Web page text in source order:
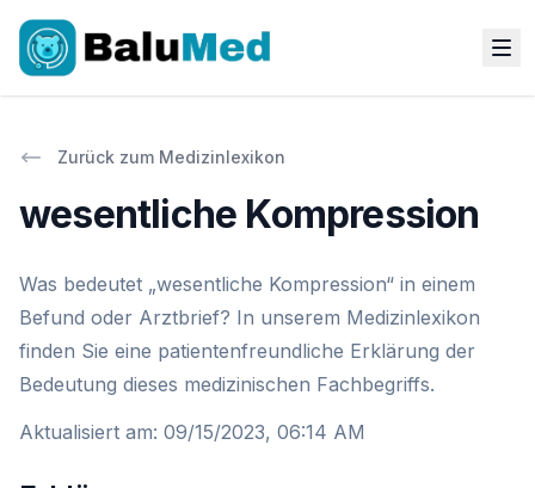
Zurück zum Medizinlexikon
wesentliche Kompression
Was bedeutet „wesentliche Kompression“ in einem
Befund oder Arztbrief? In unserem Medizinlexikon
finden Sie eine patientenfreundliche Erklärung der
Bedeutung dieses medizinischen Fachbegriffs.
Aktualisiert am: 09/15/2023, 06:14 AM